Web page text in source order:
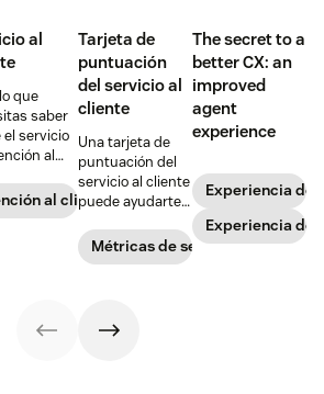
al
que
saber
el servicio
al
sus
para
al cliente
Tarjeta de
puntuación
del servicio al
cliente
Una tarjeta de
puntuación del
servicio al cliente
puede ayudarte a
rendimiento de
tu equipo de
pérdida de
clientes. Aprende
Métricas de servicio al cliente
The secret to a
better CX: an
improved
agent
experience
Experiencia de
Experiencia de